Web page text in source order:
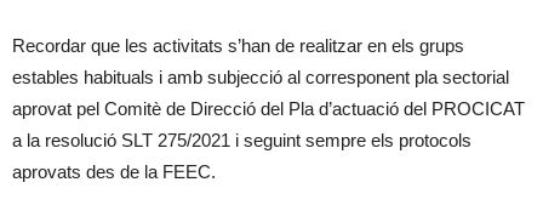
Recordar que les activitats s’han de realitzar en els grups
estables habituals i amb subjecció al corresponent pla sectorial
aprovat pel Comitè de Direcció del Pla d’actuació del PROCICAT
a la resolució SLT 275/2021 i seguint sempre els protocols
aprovats des de la FEEC.